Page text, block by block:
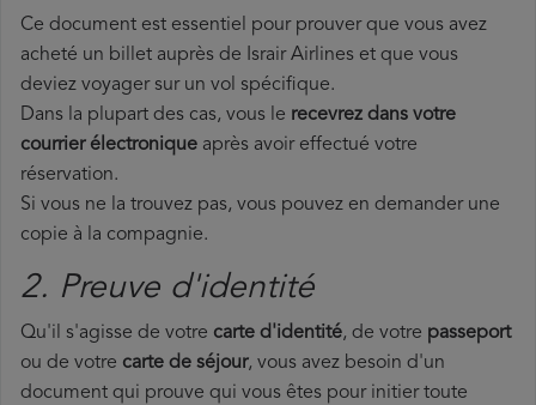
Ce document est essentiel pour prouver que vous avez
acheté un billet auprès de Israir Airlines et que vous
deviez voyager sur un vol spécifique.
Dans la plupart des cas, vous le recevrez dans votre
courrier électronique après avoir effectué votre
réservation.
Si vous ne la trouvez pas, vous pouvez en demander une
copie à la compagnie.
2. Preuve d'identité
Qu'il s'agisse de votre carte d'identité, de votre passeport
ou de votre carte de séjour, vous avez besoin d'un
document qui prouve qui vous êtes pour initier toute